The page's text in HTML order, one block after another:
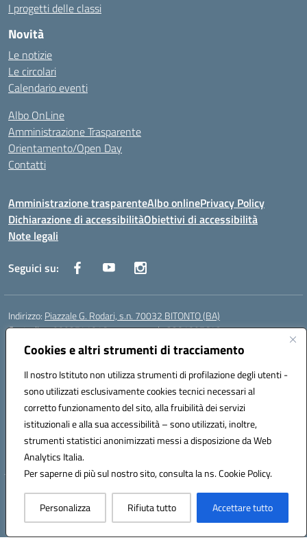
Cookies e altri strumenti di tracciamento
Il nostro Istituto non utilizza strumenti di profilazione degli utenti -
sono utilizzati esclusivamente cookies tecnici necessari al
corretto funzionamento del sito, alla fruibilità dei servizi
istituzionali e alla sua accessibilità – sono utilizzati, inoltre,
strumenti statistici anonimizzati messi a disposizione da Web
Analytics Italia.
Per saperne di più sul nostro sito, consulta la ns. Cookie Policy.
Personalizza Rifiuta tutto Accettare tutto
I progetti delle classi
Novità
Le notizie
Le circolari
Calendario eventi
Albo OnLine
Amministrazione Trasparente
Orientamento/Open Day
Contatti
Amministrazione trasparenteAlbo onlinePrivacy Policy
Dichiarazione di accessibilitàObiettivi di accessibilità
Note legali
Seguici su:
Indirizzo: Piazzale G. Rodari, s.n. 70032 BITONTO (BA)
Centralino:0803741816 - corso serale 3381807642
Email: BATD220004@istruzione.it
Posta elettronica certificata (PEC):batd220004@pec.istruzione.it
Codice meccanografico:BATD220004
Codice Indice delle Pubbliche Amministrazioni (IPA): itcvg
Codice unico di fatturazione (CUF): UFIJVU
la scuola è raggiungibile anche al numero: ☎️ 3520316918
Hosting & Powered by 3D Solution S.r.l.
Concept & Design by Designers Italia